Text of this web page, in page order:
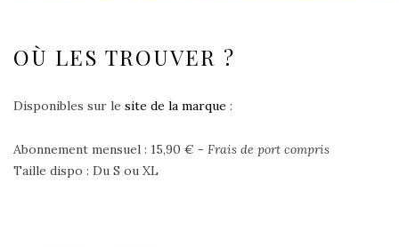
OÙ LES TROUVER ?
Disponibles sur le site de la marque :
Abonnement mensuel : 15,90 € - Frais de port compris
Taille dispo : Du S ou XL